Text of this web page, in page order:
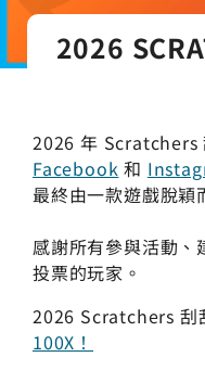
2026
2026 年 Scratchers
Facebook 和
最終由一款遊戲脫穎
感謝所有參與活動、
投票的玩家。
2026 Scratchers 刮
100X！